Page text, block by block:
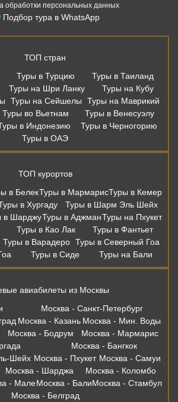
обработки персональных данных
Подбор тура в WhatsApp
ТОП стран
Туры в Турцию
Туры в Таиланд
Туры на Шри Ланку
Туры на Кубу
Туры на Сейшелы
Туры на Маврикий
Туры во Вьетнам
Туры в Венесуэлу
в Индонезию
Туры в Черногорию
Туры в ОАЭ
ТОП курортов
в БелекТуры в МармарисТуры в Кемер
в Хургаду
Туры в Шарм Эль Шейх
в ШарджуТуры в АджманТуры на Пхукет
Туры в Као Лак
Туры в Фантьет
Туры в Варадеро Туры в Северный Гоа
Туры в Сиде Туры на Бали
авиабилеты из Москвы
Москва - Санкт-Петербург
Москва - Казань Москва - Мин. Воды
Москва - Бодрум
Москва - Мармарис
Москва - Бангкок
Шейх Москва - Пхукет Москва - Самуи
Москва - Шарджа
Москва - Коломбо
- МалеМосква - БалиМосква - Стамбул
Москва - Белград